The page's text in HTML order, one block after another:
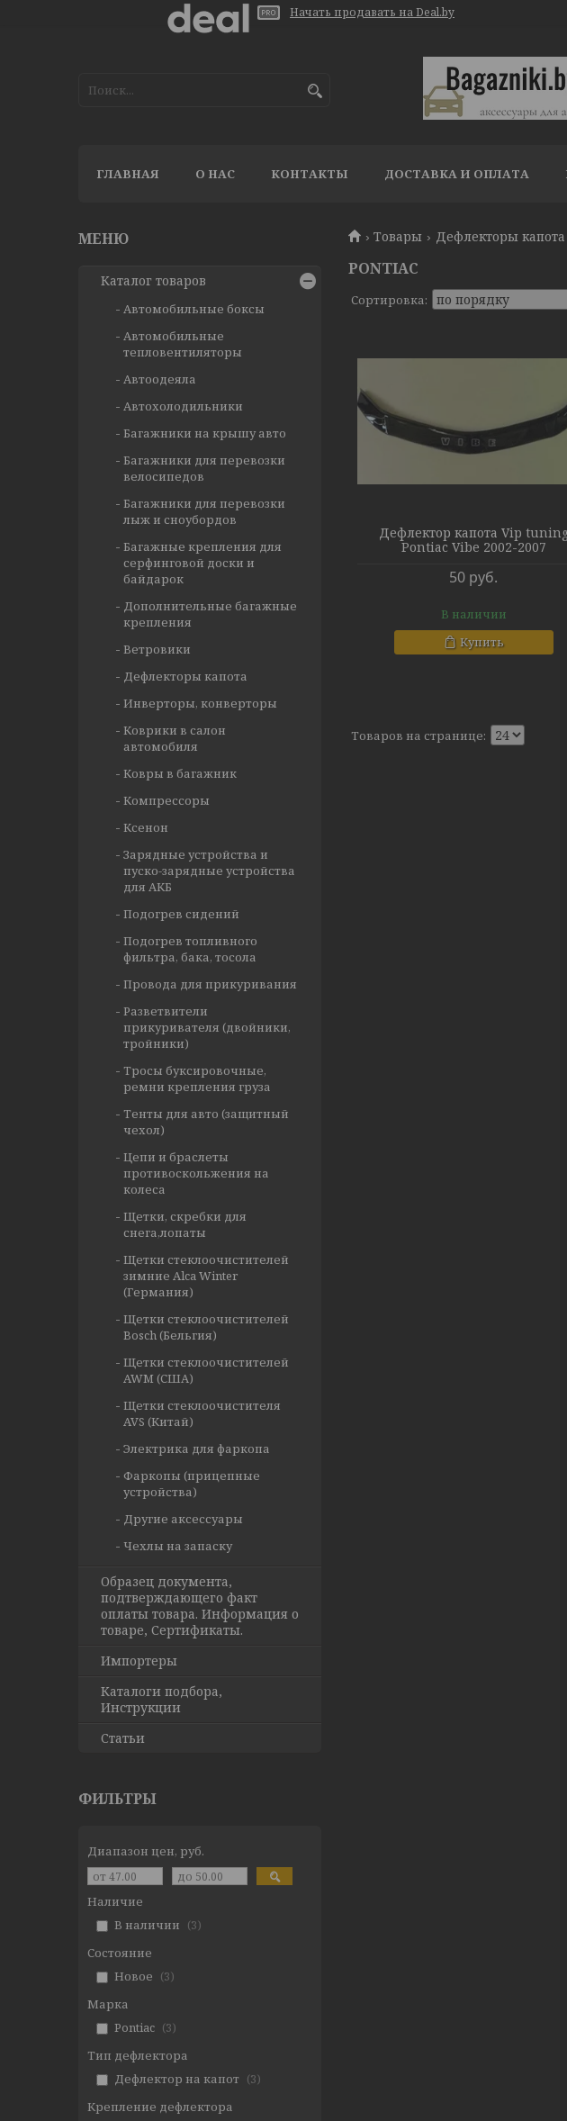
Начать продавать на Deal.by
ГЛАВНАЯ О НАС КОНТАКТЫ ДОСТАВКА И ОПЛАТА
Товары Дефлекторы капота
PONTIAC
Дефлектор капота Vip
Pontiac Vibe 2002-2007
50 руб.
В наличии
Купить
Каталог товаров
Автомобильные боксы
Автомобильные
тепловентиляторы
Автоодеяла
Автохолодильники
Багажники на крышу авто
Багажники для перевозки
велосипедов
Багажники для перевозки
лыж и сноубордов
Багажные крепления для
серфинговой доски и
байдарок
Дополнительные багажные
крепления
Ветровики
Дефлекторы капота
Инверторы, конверторы
Коврики в салон
автомобиля
Ковры в багажник
Компрессоры
Ксенон
Зарядные устройства и
пуско-зарядные устройства
для АКБ
Подогрев сидений
Подогрев топливного
фильтра, бака, тосола
Провода для прикуривания
Разветвители
прикуривателя (двойники,
тройники)
Тросы буксировочные,
ремни крепления груза
Тенты для авто (защитный
чехол)
Цепи и браслеты
противоскольжения на
колеса
Щетки, скребки для
снега,лопаты
Щетки стеклоочистителей
зимние Alca Winter
(Германия)
Щетки стеклоочистителей
Bosch (Бельгия)
Щетки стеклоочистителей
AWM (США)
Щетки стеклоочистителя
AVS (Китай)
Электрика для фаркопа
Фаркопы (прицепные
устройства)
Другие аксессуары
Чехлы на запаску
Образец документа,
подтверждающего факт
оплаты товара. Информация о
товаре, Сертификаты.
Импортеры
Каталоги подбора,
Инструкции
Статьи
ФИЛЬТРЫ
Диапазон цен, руб.
Наличие
В наличии
3
Состояние
Новое
3
Марка
Pontiac
3
Тип дефлектора
Дефлектор на капот
3
Крепление дефлектора